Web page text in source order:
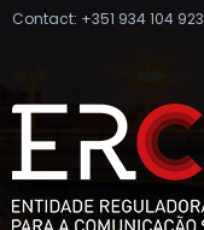
Contact: +351 934 104 923